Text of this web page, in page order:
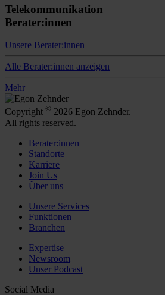
Telekommunikation
Berater:innen
Unsere Berater:innen
Alle Berater:innen anzeigen
Mehr
Copyright © 2026 Egon Zehnder.
All rights reserved.
Berater:innen
Standorte
Karriere
Join Us
Über uns
Unsere Services
Funktionen
Branchen
Expertise
Newsroom
Unser Podcast
Social Media